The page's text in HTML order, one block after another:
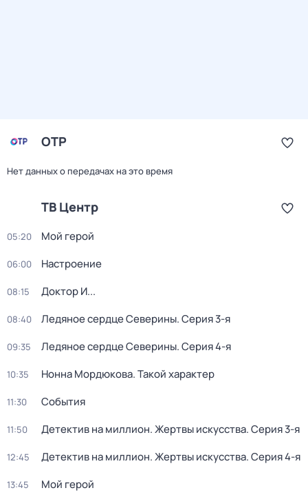
ОТР
Нет данных о передачах на это время
ТВ Центр
05:20 Мой герой
06:00 Настроение
08:15 Доктор И...
08:40 Ледяное сердце Северины. Серия 3-я
09:35 Ледяное сердце Северины. Серия 4-я
10:35 Нонна Мордюкова. Такой характер
11:30 События
11:50 Детектив на миллион. Жертвы искусства. Серия 3-я
12:45 Детектив на миллион. Жертвы искусства. Серия 4-я
13:45 Мой герой